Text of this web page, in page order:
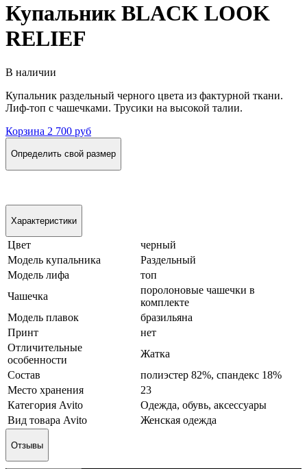
Купальник BLACK LOOK
RELIEF
В наличии
Купальник раздельный черного цвета из фактурной ткани.
Лиф-топ с чашечками. Трусики на высокой талии.
Корзина 2 700 руб
Определить свой размер
Характеристики
Цвет
черный
Модель купальника
Раздельный
Модель лифа
топ
Чашечка
поролоновые чашечки в
комплекте
Модель плавок
бразильяна
Принт
нет
Отличительные
особенности
Жатка
Состав
полиэстер 82%, спандекс 18%
Место хранения
23
Категория Avito
Одежда, обувь, аксессуары
Вид товара Avito
Женская одежда
Отзывы